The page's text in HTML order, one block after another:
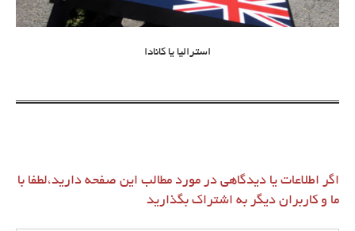
استرالیا یا کانادا
اگر اطلاعات یا دیدگاهی در مورد مطالب این صفحه دارید،لطفا با
ما و کاربران دیگر به اشتراک بگذارید